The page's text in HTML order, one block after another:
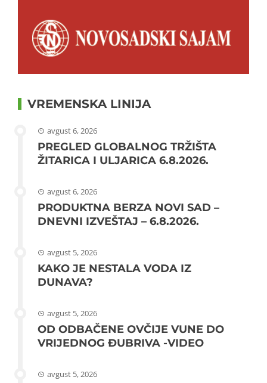
VREMENSKA LINIJA
avgust 6, 2026
PREGLED GLOBALNOG TRŽIŠTA
ŽITARICA I ULJARICA 6.8.2026.
avgust 6, 2026
PRODUKTNA BERZA NOVI SAD –
DNEVNI IZVEŠTAJ – 6.8.2026.
avgust 5, 2026
KAKO JE NESTALA VODA IZ
DUNAVA?
avgust 5, 2026
OD ODBAČENE OVČIJE VUNE DO
VRIJEDNOG ĐUBRIVA -VIDEO
avgust 5, 2026